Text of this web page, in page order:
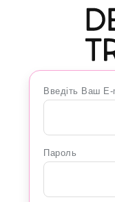
Введіть Ваш E-
Пароль